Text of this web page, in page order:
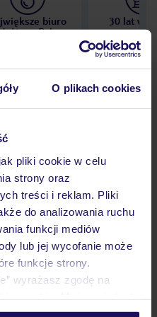
O plikach cookies
pliki cookie w celu
strony oraz
treści i reklam. Pliki
do analizowania ruchu
funkcji mediów
lub jej wycofanie może
funkcje strony.
wyrażasz zgodę na
w zakładkę
biuro
w Polsce
30 lat w